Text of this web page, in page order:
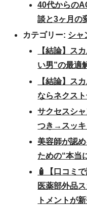
40代からの
談と3ヶ月の
カテゴリー: シャ
【結論】ス
い男”の最適
【結論】ス
ならネクス
サクセスシ
つき→スッキ
美容師が認
ための“本当
🧴【口コミ
医薬部外品
トメントが新